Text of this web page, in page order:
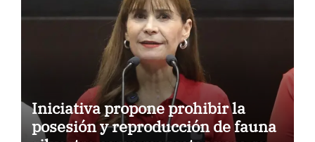
Iniciativa propone prohibir la
posesión y reproducción de fauna